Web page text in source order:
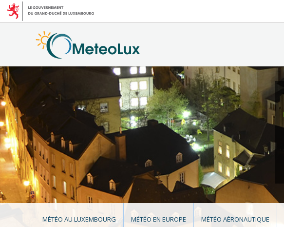
MÉTÉO AU LUXEMBOURG MÉTÉO EN EUROPE MÉTÉO AÉRONAUTIQUE